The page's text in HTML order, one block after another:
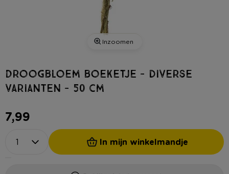
Inzoomen
Droogbloem boeketje - diverse
varianten - 50 cm
7,99
In mijn winkelmandje